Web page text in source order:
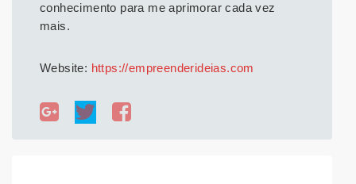
conhecimento para me aprimorar cada vez
mais.
Website: https://empreenderideias.com